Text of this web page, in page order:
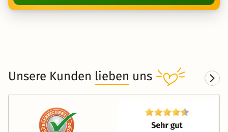
Unsere Kunden lieben uns